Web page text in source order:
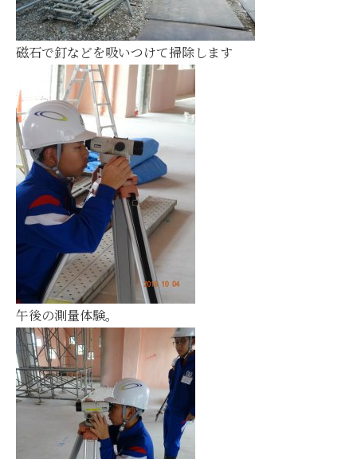
磁石で釘などを吸いつけて掃除します
午後の測量体験。